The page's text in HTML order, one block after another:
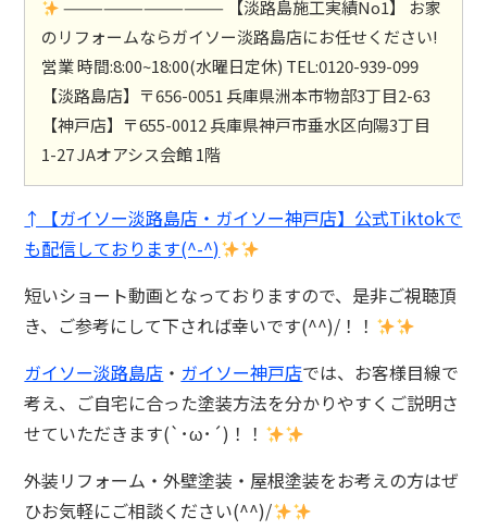
———————————— 【淡路島施工実績No1】 お家
のリフォームならガイソー淡路島店にお任せください!
営業 時間:8:00~18:00(水曜日定休) TEL:0120-939-099
【淡路島店】〒656-0051 兵庫県洲本市物部3丁目2-63
【神戸店】〒655-0012 兵庫県神戸市垂水区向陽3丁目
1-27 JAオアシス会館 1階
↑【ガイソー淡路島店・ガイソー神戸店】公式Tiktokで
も配信しております(^-^)
短いショート動画となっておりますので、是非ご視聴頂
き、ご参考にして下されば幸いです(^^)/！！
ガイソー淡路島店 ・ ガイソー神戸店では、お客様目線で
考え、ご自宅に合った塗装方法を分かりやすくご説明さ
せていただきます(`･ω･´)！！
外装リフォーム・外壁塗装・屋根塗装をお考えの方はぜ
ひお気軽にご相談ください(^^)/